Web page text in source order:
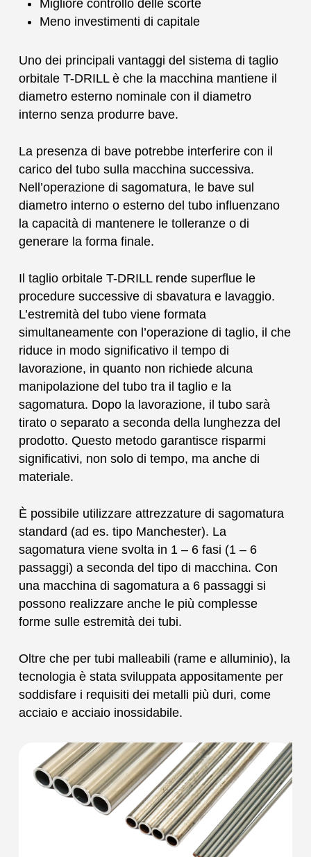
Migliore controllo delle scorte
Meno investimenti di capitale
Uno dei principali vantaggi del sistema di taglio
orbitale T-DRILL è che la macchina mantiene il
diametro esterno nominale con il diametro
interno senza produrre bave.
La presenza di bave potrebbe interferire con il
carico del tubo sulla macchina successiva.
Nell’operazione di sagomatura, le bave sul
diametro interno o esterno del tubo influenzano
la capacità di mantenere le tolleranze o di
generare la forma finale.
Il taglio orbitale T-DRILL rende superflue le
procedure successive di sbavatura e lavaggio.
L’estremità del tubo viene formata
simultaneamente con l’operazione di taglio, il che
riduce in modo significativo il tempo di
lavorazione, in quanto non richiede alcuna
manipolazione del tubo tra il taglio e la
sagomatura. Dopo la lavorazione, il tubo sarà
tirato o separato a seconda della lunghezza del
prodotto. Questo metodo garantisce risparmi
significativi, non solo di tempo, ma anche di
materiale.
È possibile utilizzare attrezzature di sagomatura
standard (ad es. tipo Manchester). La
sagomatura viene svolta in 1 – 6 fasi (1 – 6
passaggi) a seconda del tipo di macchina. Con
una macchina di sagomatura a 6 passaggi si
possono realizzare anche le più complesse
forme sulle estremità dei tubi.
Oltre che per tubi malleabili (rame e alluminio), la
tecnologia è stata sviluppata appositamente per
soddisfare i requisiti dei metalli più duri, come
acciaio e acciaio inossidabile.